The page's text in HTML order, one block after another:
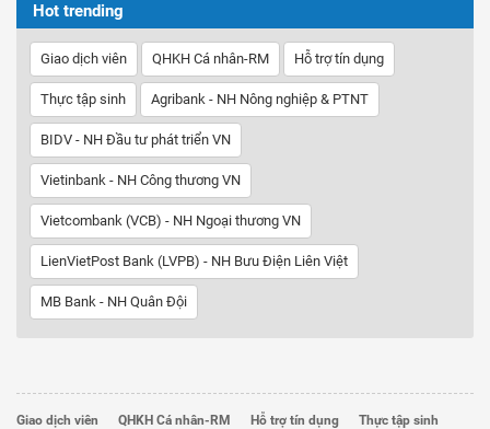
Hot trending
Giao dịch viên QHKH Cá nhân-RM Hỗ trợ tín dụng
Thực tập sinh Agribank - NH Nông nghiệp & PTNT
BIDV - NH Đầu tư phát triển VN
Vietinbank - NH Công thương VN
Vietcombank (VCB) - NH Ngoại thương VN
LienVietPost Bank (LVPB) - NH Bưu Điện Liên Việt
MB Bank - NH Quân Đội
Giao dịch viên QHKH Cá nhân-RM Hỗ trợ tín dụng
Thực tập sinh